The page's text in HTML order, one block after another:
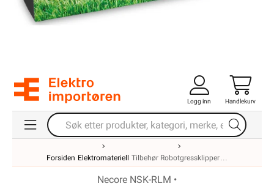
Logg inn Handlekurv
Forsiden Elektromateriell Tilbehør Robotgressklipper
Necore NSK-RLM •